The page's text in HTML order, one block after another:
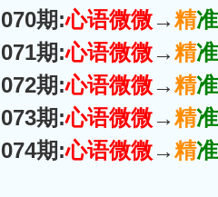
070期:心语微微→精准
071期:心语微微→精准
072期:心语微微→精准
073期:心语微微→精准
074期:心语微微→精准